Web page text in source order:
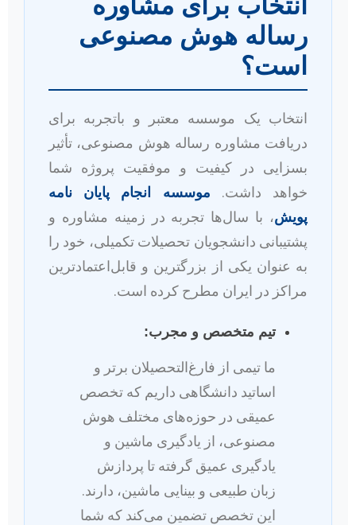
رساله هوش مصنوعی
است؟
انتخاب یک موسسه معتبر و باتجربه برای
دریافت مشاوره رساله هوش مصنوعی، تأثیر
بسزایی در کیفیت و موفقیت پروژه شما
خواهد داشت. موسسه انجام پایان نامه
پویش، با سال‌ها تجربه در زمینه مشاوره و
پشتیبانی دانشجویان تحصیلات تکمیلی، خود را
به عنوان یکی از بزرگترین و قابل‌اعتمادترین
مراکز در ایران مطرح کرده است.
تیم متخصص و مجرب:
ما تیمی از فارغ‌التحصیلان برتر و
اساتید دانشگاهی داریم که تخصص
عمیقی در حوزه‌های مختلف هوش
مصنوعی، از یادگیری ماشین و
یادگیری عمیق گرفته تا پردازش
زبان طبیعی و بینایی ماشین، دارند.
این تخصص تضمین می‌کند که شما